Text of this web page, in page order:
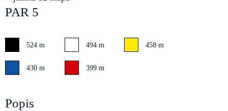
PAR 5
524 m 494 m 458 m
430 m 399 m
Popis